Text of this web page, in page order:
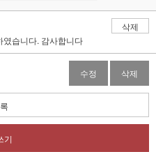
삭제
였습니다. 감사합니다
수정 삭제
기